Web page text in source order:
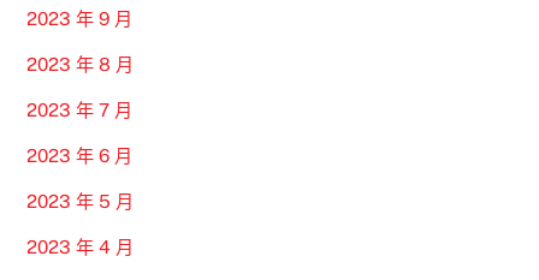
2023 年 9 月
2023 年 8 月
2023 年 7 月
2023 年 6 月
2023 年 5 月
2023 年 4 月